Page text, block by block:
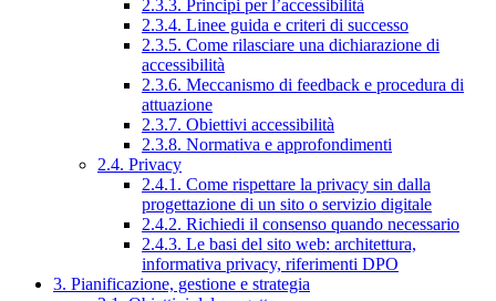
2.3.3. Principi per l’accessibilità
2.3.4. Linee guida e criteri di successo
2.3.5. Come rilasciare una dichiarazione di
accessibilità
2.3.6. Meccanismo di feedback e procedura di
attuazione
2.3.7. Obiettivi accessibilità
2.3.8. Normativa e approfondimenti
2.4. Privacy
2.4.1. Come rispettare la privacy sin dalla
progettazione di un sito o servizio digitale
2.4.2. Richiedi il consenso quando necessario
2.4.3. Le basi del sito web: architettura,
informativa privacy, riferimenti DPO
3. Pianificazione, gestione e strategia